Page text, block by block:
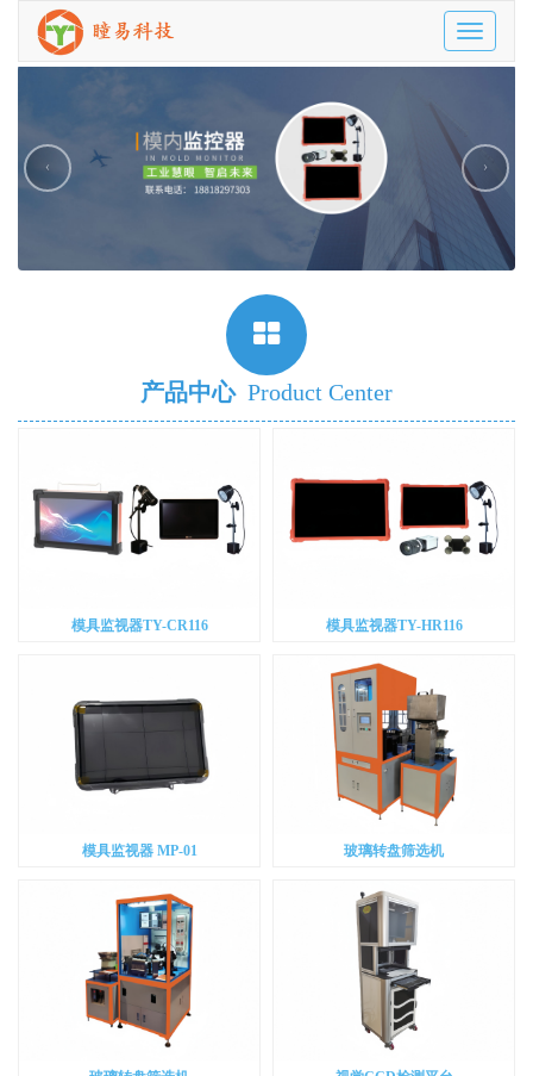
Toggle
‹ ›
产品中心 Product Center
模具监视器TY-CR116 模具监视器TY-HR116
模具监视器 MP-01 玻璃转盘筛选机